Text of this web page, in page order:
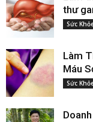
thư
Sức
Làm
Máu
Sức